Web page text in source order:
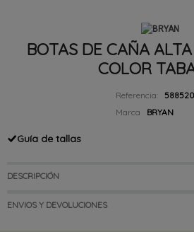
BOTAS DE CAÑA
COLOR
Referencia:
Marca
BRYAN
Guía de tallas
DESCRIPCIÓN
ENVIOS Y DEVOLUCIONES